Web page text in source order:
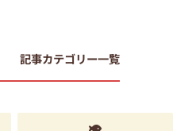
記事カテゴリー一覧